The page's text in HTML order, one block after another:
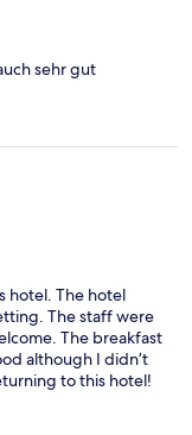
sehr gut
hotel. The hotel
The staff were
The breakfast
although I didn’t
to this hotel!
Szabi who helped